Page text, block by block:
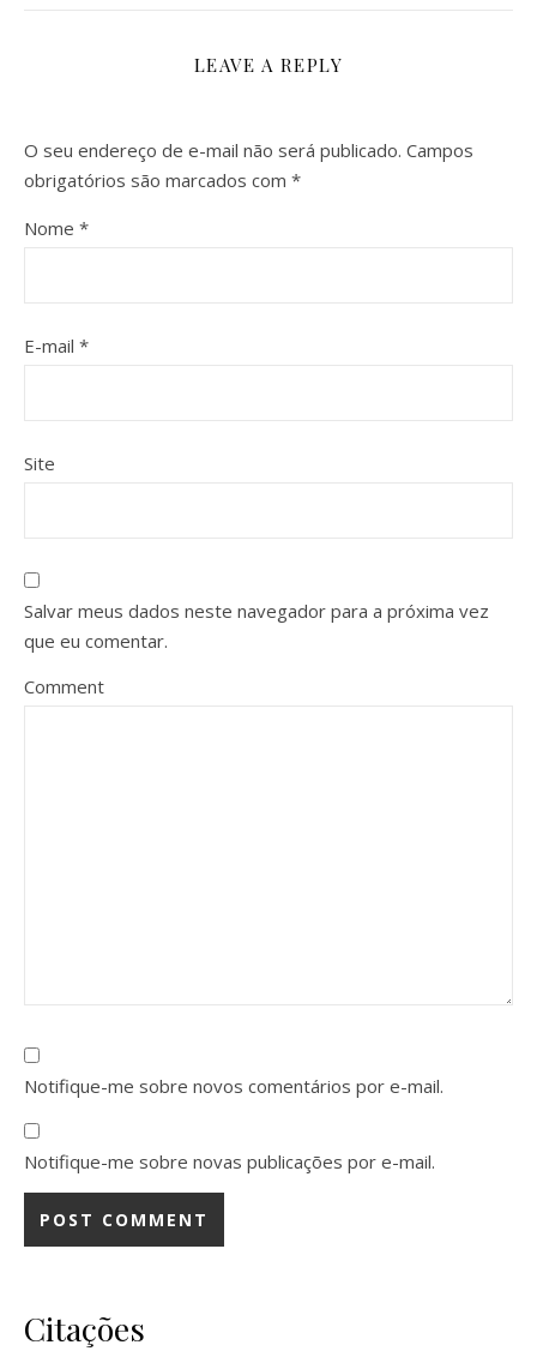
LEAVE A REPLY
O seu endereço de e-mail não será publicado. Campos
obrigatórios são marcados com *
Nome *
E-mail *
Site
Salvar meus dados neste navegador para a próxima vez
que eu comentar.
Comment
Notifique-me sobre novos comentários por e-mail.
Notifique-me sobre novas publicações por e-mail.
Citações